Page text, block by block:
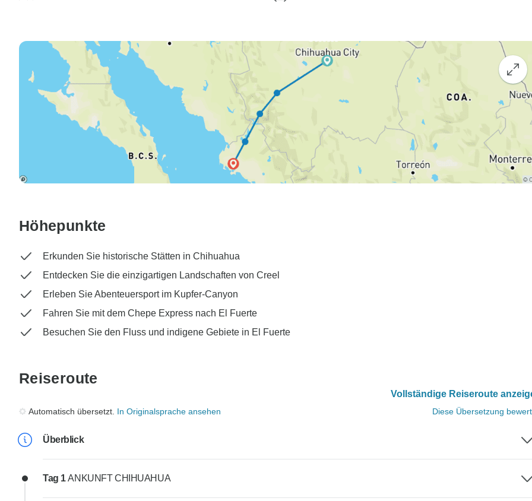
Höhepunkte
Erkunden Sie historische Stätten in Chihuahua
Entdecken Sie die einzigartigen Landschaften von Creel
Erleben Sie Abenteuersport im Kupfer-Canyon
Fahren Sie mit dem Chepe Express nach El Fuerte
Besuchen Sie den Fluss und indigene Gebiete in El Fuerte
Reiseroute
Vollständige Reiseroute
Automatisch übersetzt. In Originalsprache ansehen Diese Übersetzung
Überblick
Tag 1ANKUNFT CHIHUAHUA